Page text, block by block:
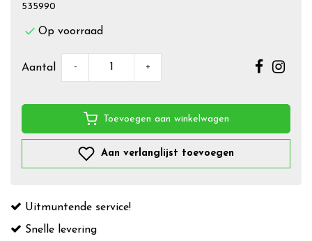
535990
Op voorraad
Aantal - +
Toevoegen aan winkelwagen
Aan verlanglijst toevoegen
Uitmuntende service!
Snelle levering